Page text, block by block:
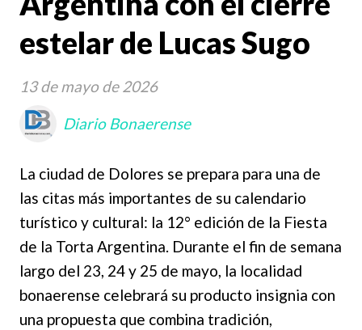
estelar de Lucas Sugo
La ciudad de Dolores se prepara para una de
las citas más importantes de su calendario
turístico y cultural: la 12° edición de la Fiesta
de la Torta Argentina. Durante el fin de semana
largo del 23, 24 y 25 de mayo, la localidad
bonaerense celebrará su producto insignia con
una propuesta que combina tradición,
13 de mayo de 2026
Diario Bonaerense